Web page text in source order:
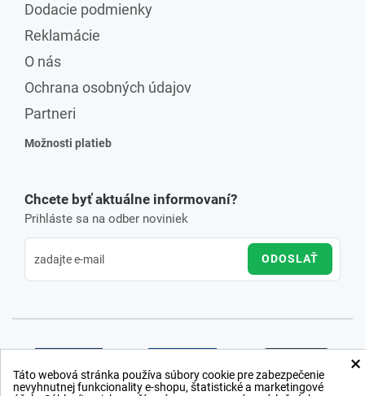
Dodacie podmienky
Reklamácie
O nás
Ochrana osobných údajov
Partneri
Možnosti platieb
Chcete byť aktuálne informovaní?
Prihláste sa na odber noviniek
ODOSLAŤ
×
Táto webová stránka používa súbory cookie pre zabezpečenie
nevyhnutnej funkcionality e-shopu, štatistické a marketingové